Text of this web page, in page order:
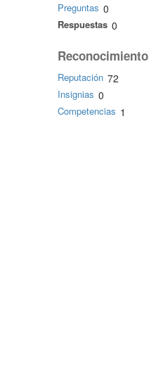
Preguntas 0
Respuestas 0
Reconocimiento
Reputación 72
Insignias 0
Competencias 1